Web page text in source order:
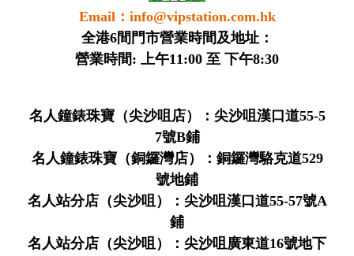
Email： info@vipstation.com.hk
全港6間門市營業時間及地址：
營業時間: 上午11:00 至 下午8:30
名人鐘錶珠寶（尖沙咀店）：尖沙咀漢口道55-5
7號B鋪
名人鐘錶珠寶（銅鑼灣店）：銅鑼灣駱克道529
號地鋪
名人站分店（尖沙咀）：尖沙咀漢口道55-57號A
鋪
名人站分店（尖沙咀）：尖沙咀廣東道16號地下